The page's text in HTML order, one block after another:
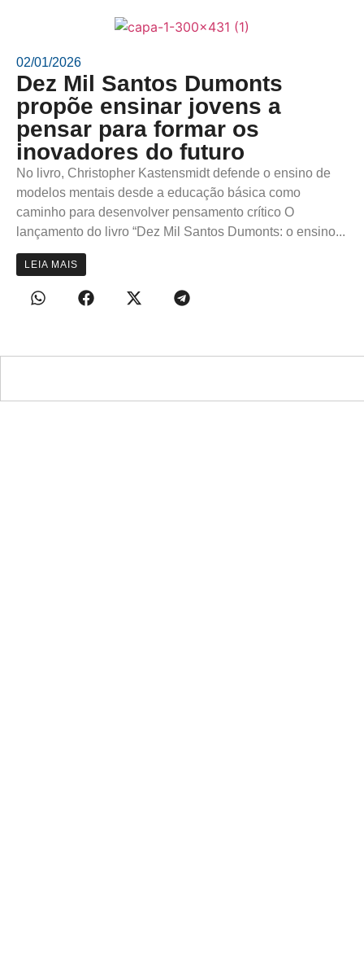
02/01/2026
Dez Mil Santos Dumonts
propõe ensinar jovens a
pensar para formar os
inovadores do futuro
No livro, Christopher Kastensmidt defende o ensino de
modelos mentais desde a educação básica como
caminho para desenvolver pensamento crítico O
lançamento do livro “Dez Mil Santos Dumonts: o ensino...
LEIA MAIS